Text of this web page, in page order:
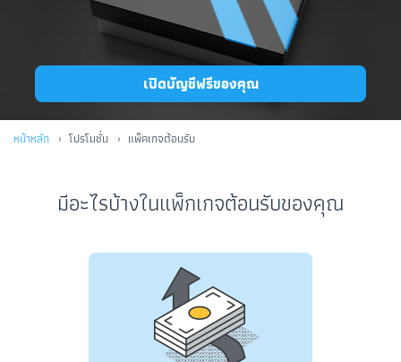
เปิดบัญชีฟรีของคุณ
หน้าหลัก โปรโมชั่น แพ็คเกจต้อนรับ
มีอะไรบ้างในแพ็กเกจต้อนรับของคุณ